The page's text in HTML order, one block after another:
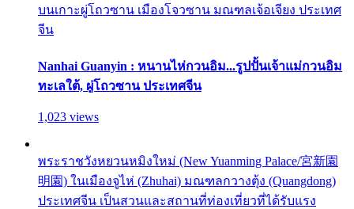
บนเกาะผู่โถวซาน เมืองโจวซาน มณฑลเจ้อเจียง ประเทศ
จีน
Nanhai Guanyin : หนานไห่กวนอิม...รูปปั้นเจ้าแม่กวนอิม
ทะเลใต้, ผู่โถวซาน ประเทศจีน
1,023 views
พระราชวังหยวนหมิงใหม่ (New Yuanming Palace/宮新園
明園) ในเมืองจูไห่ (Zhuhai) มณฑลกวางตุ้ง (Quangdong)
ประเทศจีน เป็นสวนและสถานที่ท่องเที่ยวที่ได้รับแรง